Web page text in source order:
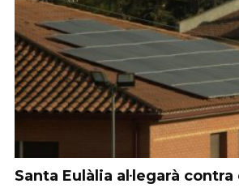
Santa Eulàlia al·legarà